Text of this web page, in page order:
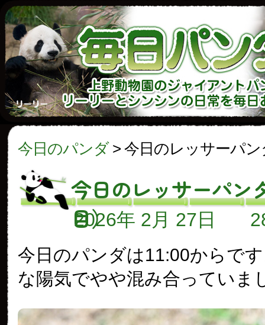
今日のパンダ> 今日のレッサーパン
今日のレッサーパン
目）
2026年 2月 27日
今日のパンダは11:00からで
な陽気でやや混み合っていま